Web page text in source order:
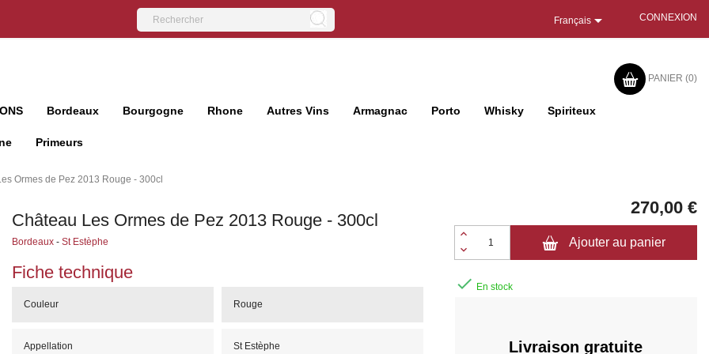
Français CONNEXION
PANIER (0)
Bordeaux Bourgogne Rhone Autres Vins Armagnac Porto Whisky Spiriteux
Primeurs
Ormes de Pez 2013 Rouge - 300cl
Château Les Ormes de Pez 2013 Rouge - 300cl
Bordeaux- St Estèphe
Fiche technique
Couleur Rouge
Appellation St Estèphe
270,00 €
Ajouter au panier
 En stock
Livraison gratuite